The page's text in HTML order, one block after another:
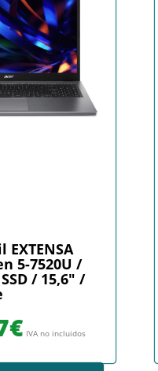
EXTENSA
5-7520U /
/ 15,6″ /
€ IVA no incluidos